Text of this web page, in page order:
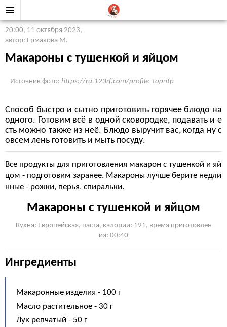
20:00, 11 октября 2023,
автор: Ермакова М.
Макароны с тушенкой и яйцом
Источник фото: https://ru.123rf.com/profile_topntp
Способ быстро и сытно приготовить горячее блюдо на
одного. Готовим всё в одной сковородке, подавать и е
сть можно также из неё. Блюдо выручит вас, когда ну с
овсем лень готовить и мыть посуду.
Все продукты для приготовления макарон с тушенкой и яй
цом - подготовим заранее. Макароны лучше берите недли
нные - рожки, перья, спиральки.
Макароны с тушенкой и яйцом
Кухня: Европейская, паста, калории: 191, время приготовлен
ия: 00:40
Ингредиенты
Макаронные изделия - 100 г
Масло растительное - 30 г
Лук репчатый - 50 г